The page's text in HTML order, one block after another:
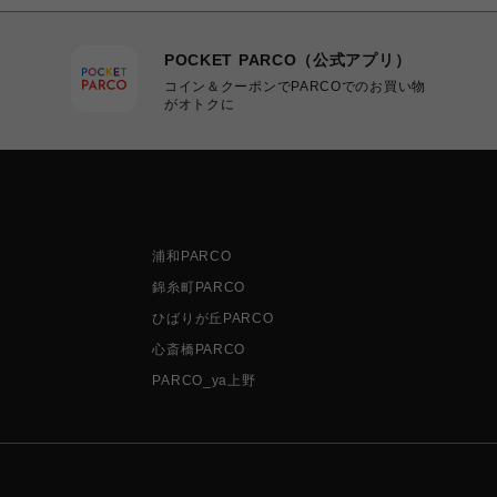
POCKET PARCO（公式アプリ）
コイン＆クーポンでPARCOでのお買い物
がオトクに
浦和PARCO
錦糸町PARCO
ひばりが丘PARCO
心斎橋PARCO
PARCO_ya上野